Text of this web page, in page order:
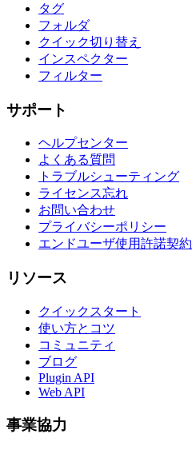
タグ
フォルダ
クイック切り替え
インスペクター
フィルター
サポート
ヘルプセンター
よくある質問
トラブルシューティング
ライセンス忘れ
お問い合わせ
プライバシーポリシー
エンドユーザ使用許諾契約
リソース
クイックスタート
使い方とコツ
コミュニティ
ブログ
Plugin API
Web API
事業協力